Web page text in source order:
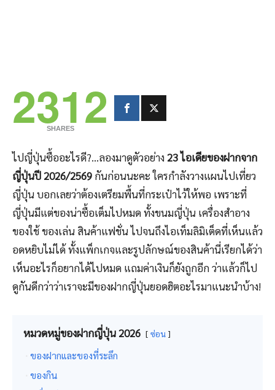
2312
SHARES
ไปญี่ปุ่นซื้ออะไรดี?…ลองมาดูตัวอย่าง23 ไอเดียของฝากจาก
ญี่ปุ่นปี 2026/2569 กันก่อนนะคะ ใครกำลังวางแผนไปเที่ยว
ญี่ปุ่น บอกเลยว่าต้องเตรียมพื้นที่กระเป๋าไว้ให้พอ เพราะที่
ญี่ปุ่นมีแต่ของน่าซื้อเต็มไปหมด ทั้งขนมญี่ปุ่น เครื่องสำอาง
ของใช้ ของเล่น สินค้าแฟชั่น ไปจนถึงไอเท็มลิมิเต็ดที่เห็นแล้ว
อดหยิบไม่ได้ ทั้งแพ็กเกจและรูปลักษณ์ของสินค้านี่เรียกได้ว่า
เห็นอะไรก็อยากได้ไปหมด แถมค่าเงินก็ยังถูกอีก ว่าแล้วก็ไป
ดูกันดีกว่าว่าเราจะมีของฝากญี่ปุ่นยอดฮิตอะไรมาแนะนำบ้าง!
หมวดหมู่ของฝากญี่ปุ่น 2026 ซ่อน
ของฝากและของที่ระลึก
ของกิน